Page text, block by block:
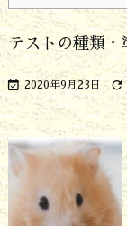
テストの種類
 2020年9月23日 